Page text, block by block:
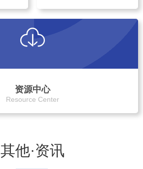
资源中心
Resource Center
其他·资讯